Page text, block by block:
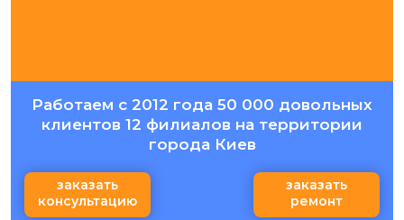
Работаем с 2012 года 50 000 довольных
клиентов 12 филиалов на территории
города Киев
заказать
консультацию
заказать
ремонт